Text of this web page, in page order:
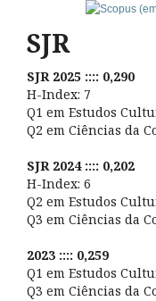
SJR
SJR 2025 :::: 0,290
H-Index: 7
Q1 em Estudos
Q2 em Ciências da
SJR 2024 :::: 0,202
H-Index: 6
Q2 em Estudos
Q3 em Ciências da
2023 :::: 0,259
Q1 em Estudos
Q3 em Ciências da